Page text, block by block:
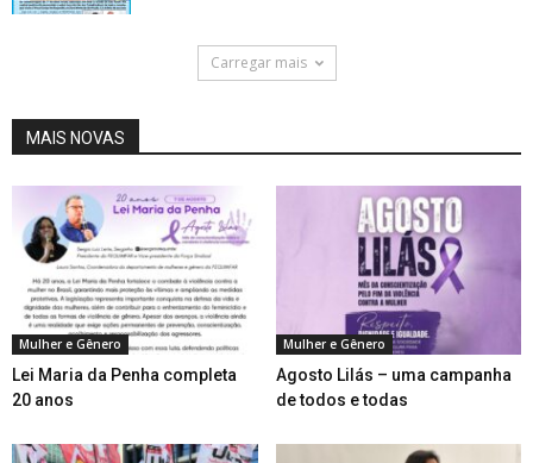
Carregar mais
MAIS NOVAS
Mulher e Gênero
Lei Maria da Penha completa
20 anos
Mulher e Gênero
Agosto Lilás – uma campanha
de todos e todas